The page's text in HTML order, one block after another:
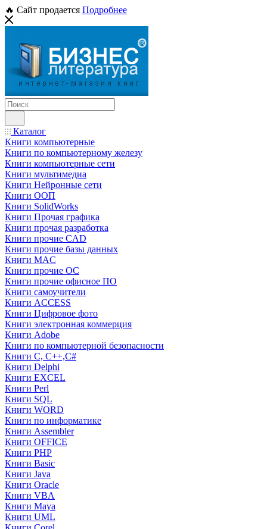
🔥 Сайт продается Подробнее
Каталог
Книги компьютерные
Книги по компьютерному железу
Книги компьютерные сети
Книги мультимедиа
Книги Нейронные сети
Книги ООП
Книги SolidWorks
Книги Прочая графика
Книги прочая разработка
Книги прочие CAD
Книги прочие базы данных
Книги MAC
Книги прочие ОС
Книги прочие офисное ПО
Книги самоучители
Книги ACCESS
Книги Цифровое фото
Книги электронная коммерция
Книги Adobe
Книги по компьютерной безопасности
Книги C, C++,С#
Книги Delphi
Книги EXCEL
Книги Perl
Книги SQL
Книги WORD
Книги по информатике
Книги Assembler
Книги OFFICE
Книги PHP
Книги Basic
Книги Java
Книги Oracle
Книги VBA
Книги Maya
Книги UML